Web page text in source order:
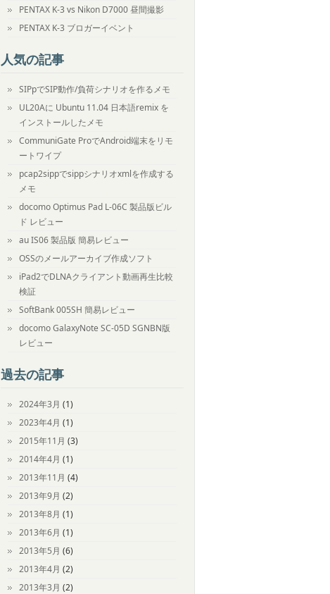
PENTAX K-3 vs Nikon D7000 昼間撮影
PENTAX K-3 ブロガーイベント
人気の記事
SIPpでSIP動作/負荷シナリオを作るメモ
UL20Aに Ubuntu 11.04 日本語remix を
インストールしたメモ
CommuniGate ProでAndroid端末をリモ
ートワイプ
pcap2sippでsippシナリオxmlを作成する
メモ
docomo Optimus Pad L-06C 製品版ビル
ド レビュー
au IS06 製品版 簡易レビュー
OSSのメールアーカイブ作成ソフト
iPad2でDLNAクライアント動画再生比較
検証
SoftBank 005SH 簡易レビュー
docomo GalaxyNote SC-05D SGNBN版
レビュー
過去の記事
2024年3月 (1)
2023年4月 (1)
2015年11月 (3)
2014年4月 (1)
2013年11月 (4)
2013年9月 (2)
2013年8月 (1)
2013年6月 (1)
2013年5月 (6)
2013年4月 (2)
2013年3月 (2)